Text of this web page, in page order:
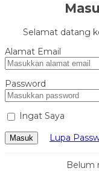
Selamat datang
Alamat Email
Password
Ingat Saya
Masuk Lupa
Belum